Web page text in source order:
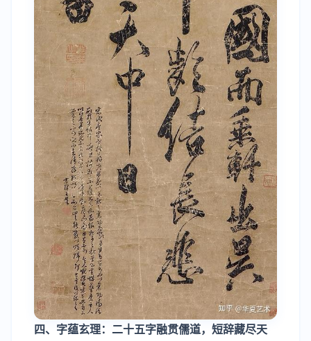
四、字蕴玄理：二十五字融贯儒道，短辞藏尽天